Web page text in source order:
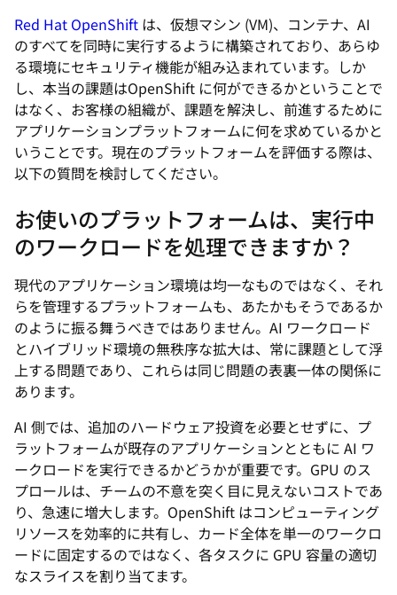
Red Hat OpenShift は、仮想マシン (VM)、コンテナ、AI
のすべてを同時に実行するように構築されており、あらゆ
る環境にセキュリティ機能が組み込まれています。しか
し、本当の課題はOpenShift に何ができるかということで
はなく、お客様の組織が、課題を解決し、前進するために
アプリケーションプラットフォームに何を求めているかと
いうことです。現在のプラットフォームを評価する際は、
以下の質問を検討してください。
お使いのプラットフォームは、実行中
のワークロードを処理できますか？
現代のアプリケーション環境は均一なものではなく、それ
らを管理するプラットフォームも、あたかもそうであるか
のように振る舞うべきではありません。AI ワークロード
とハイブリッド環境の無秩序な拡大は、常に課題として浮
上する問題であり、これらは同じ問題の表裏一体の関係に
あります。
AI 側では、追加のハードウェア投資を必要とせずに、プ
ラットフォームが既存のアプリケーションとともに AI ワ
ークロードを実行できるかどうかが重要です。GPU のス
プロールは、チームの不意を突く目に見えないコストであ
り、急速に増大します。OpenShift はコンピューティング
リソースを効率的に共有し、カード全体を単一のワークロ
ードに固定するのではなく、各タスクに GPU 容量の適切
なスライスを割り当てます。